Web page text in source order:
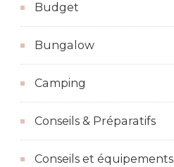
Budget
Bungalow
Camping
Conseils & Préparatifs
Conseils et équipements